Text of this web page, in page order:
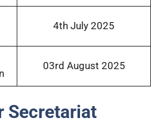
4th July 2025
03rd August 2025
Secretariat